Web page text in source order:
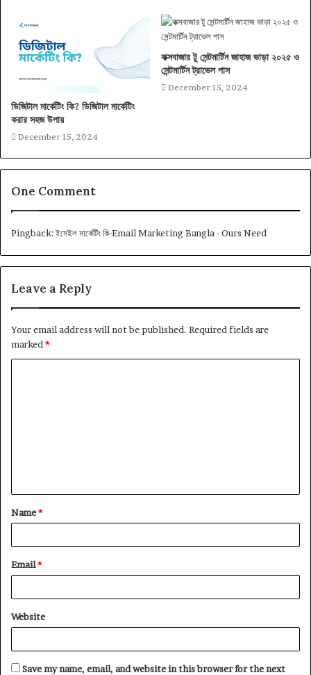
ডিজিটাল মার্কেটিং কি? ডিজিটাল মার্কেটিং
করার সহজ উপায়
December 15, 2024
কক্সবাজার টু সেন্টমার্টিন জাহাজ ভাড়া ২০২৫ ও
সেন্টমার্টিন ট্রাভেল পাস
December 15, 2024
One Comment
Pingback:ইমেইল মার্কেটিং কি-Email Marketing Bangla - Ours Need
Leave a Reply
Your email address will not be published. Required fields are
marked *
Name*
Email*
Website
Save my name, email, and website in this browser for the next